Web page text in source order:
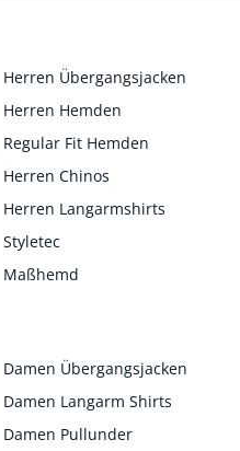
Herren Übergangsjacken
Herren Hemden
Regular Fit Hemden
Herren Chinos
Herren Langarmshirts
Styletec
Maßhemd
Damen Übergangsjacken
Damen Langarm Shirts
Damen Pullunder